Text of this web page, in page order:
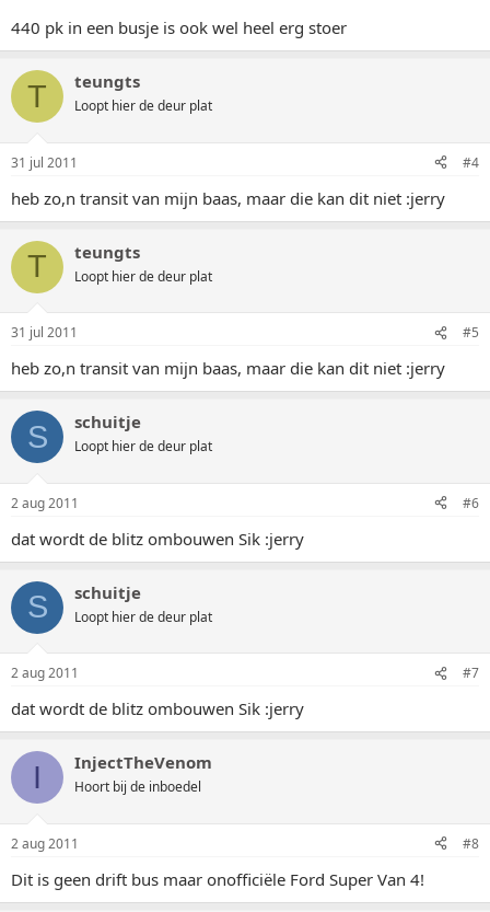
440 pk in een busje is ook wel heel erg stoer
T teungts
Loopt hier de deur plat
31 jul 2011 #4
heb zo,n transit van mijn baas, maar die kan dit niet :jerry
T teungts
Loopt hier de deur plat
31 jul 2011 #5
heb zo,n transit van mijn baas, maar die kan dit niet :jerry
S schuitje
Loopt hier de deur plat
2 aug 2011 #6
dat wordt de blitz ombouwen Sik :jerry
S schuitje
Loopt hier de deur plat
2 aug 2011 #7
dat wordt de blitz ombouwen Sik :jerry
I InjectTheVenom
Hoort bij de inboedel
2 aug 2011 #8
Dit is geen drift bus maar onofficiële Ford Super Van 4!